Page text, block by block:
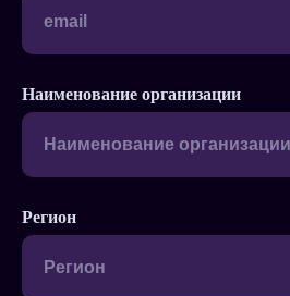
Наименование организации
Регион